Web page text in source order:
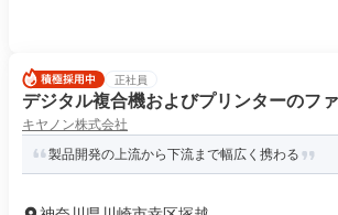
正社員
デジタル複合機およびプリンターのフ
キヤノン株式会社
製品開発の上流から下流まで幅広く携わる